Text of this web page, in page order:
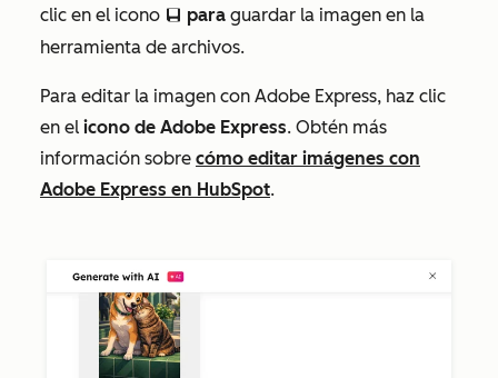
clic en el icono saveEditableViewIcon para guardar la imagen en la
herramienta de archivos.
Para editar la imagen con Adobe Express, haz clic
en el icono de Adobe Express. Obtén más
información sobre cómo editar imágenes con
Adobe Express en HubSpot.